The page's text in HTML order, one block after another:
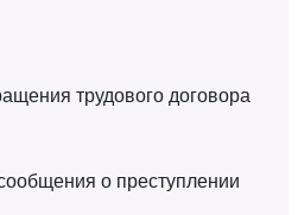
трудового договора
о преступлении